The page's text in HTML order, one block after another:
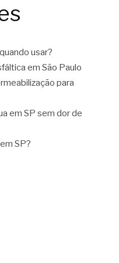
usar?
em São Paulo
para
em SP sem dor de
SP?